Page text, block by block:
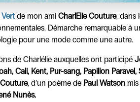
de mon ami CharlElie Couture, dans
Démarche remarquable à
pour une mode comme une autre.
de Charlélie auxquelles ont participé
Cali, Kent, Pur-sang, Papillon Paravel,
, d’un poème de Paul Watson
Nunès.